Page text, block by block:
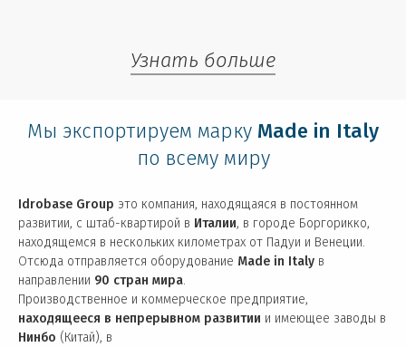
Узнать больше
Мы экспортируем марку Made in Italy
по всему миру
Idrobase Group это компания, находящаяся в постоянном
развитии, с штаб-квартирой в Италии, в городе Боргорикко,
находящемся в нескольких километрах от Падуи и Венеции.
Отсюда отправляется оборудование Made in Italy в
направлении 90 стран мира.
Производственное и коммерческое предприятие,
находящееся в непрерывном развитии и имеющее заводы в
Нинбо (Китай), в